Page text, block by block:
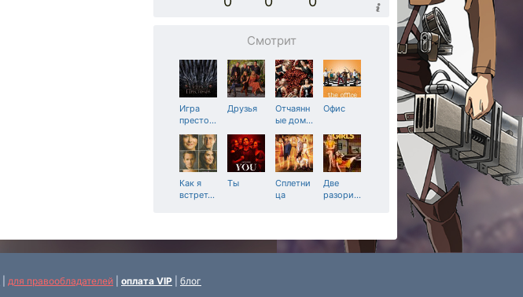
Смотрит
Игра
престо…
Друзья
Отчаянн
ые дом…
Офис
Как я
встрет…
Ты
Сплетни
ца
Две
разори…
для правообладателей оплата VIP блог